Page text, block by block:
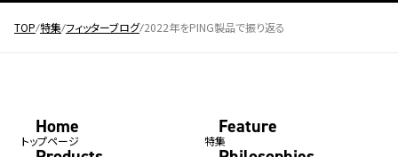
TOP 特集 フィッターブログ 2022年をPING製品で振り返る
Home
トップページ
Feature
特集